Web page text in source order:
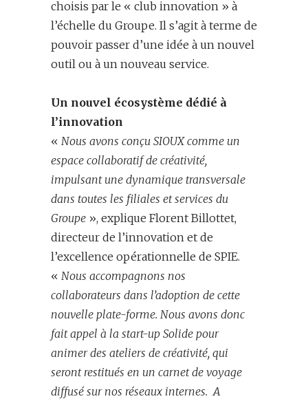
choisis par le « club innovation » à
l’échelle du Groupe. Il s’agit à terme de
pouvoir passer d’une idée à un nouvel
outil ou à un nouveau service.
Un nouvel écosystème dédié à
l’innovation
« Nous avons conçu SIOUX comme un
espace collaboratif de créativité,
impulsant une dynamique transversale
dans toutes les filiales et services du
Groupe », explique Florent Billottet,
directeur de l’innovation et de
l’excellence opérationnelle de SPIE.
« Nous accompagnons nos
collaborateurs dans l’adoption de cette
nouvelle plate-forme. Nous avons donc
fait appel à la start-up Solide pour
animer des ateliers de créativité, qui
seront restitués en un carnet de voyage
diffusé sur nos réseaux internes. A